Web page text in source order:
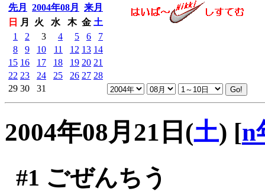
先月 2004年08月
来月
日
月 火 水 木 金 土
1
2 3 4 5 6
7
8
9 10 11 12 13 14
15 16 17 18 19 20 21
22 23 24 25 26 27 28
29 30 31
2004年08月21日(土) [n
#1 ごぜんちう